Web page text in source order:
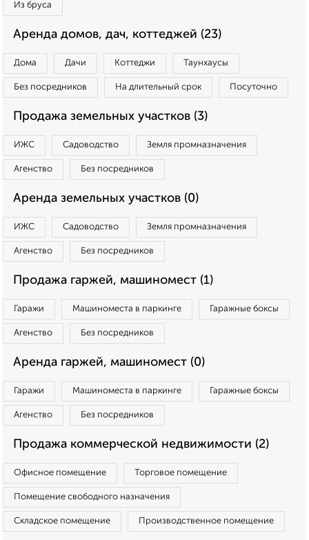
Из бруса
Аренда домов, дач, коттеджей (23)
Дома Дачи Коттеджи Таунхаусы
Без посредников На длительный срок Посуточно
Продажа земельных участков (3)
ИЖС Садоводство Земля промназначения
Агенство Без посредников
Аренда земельных участков (0)
ИЖС Садоводство Земля промназначения
Агенство Без посредников
Продажа гаржей, машиномест (1)
Гаражи Машиноместа в паркинге Гаражные боксы
Агенство Без посредников
Аренда гаржей, машиномест (0)
Гаражи Машиноместа в паркинге Гаражные боксы
Агенство Без посредников
Продажа коммерческой недвижимости (2)
Офисное помещение Торговое помещение
Помещение свободного назначения
Складское помещение Производственное помещение